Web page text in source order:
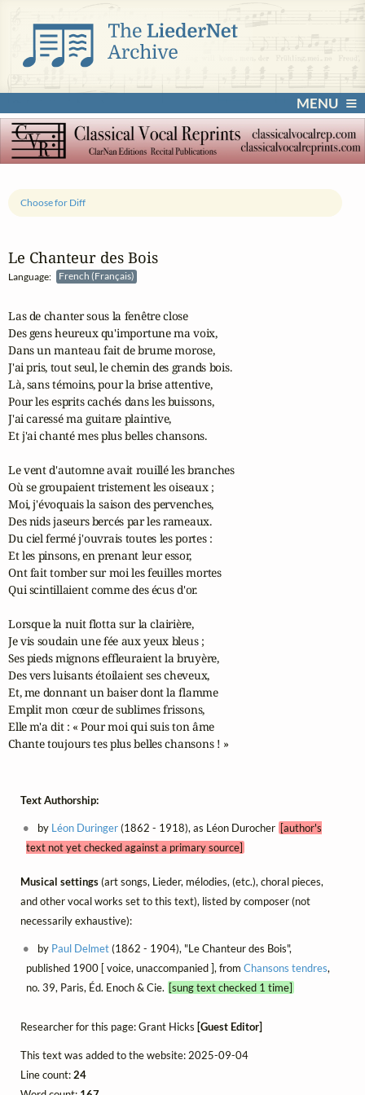
MENU
Le Chanteur des Bois
Language: French (Français)
Choose for Diff
Las de chanter sous la fenêtre close
Des gens heureux qu'importune ma voix,
Dans un manteau fait de brume morose,
J'ai pris, tout seul, le chemin des grands bois.
Là, sans témoins, pour la brise attentive,
Pour les esprits cachés dans les buissons,
J'ai caressé ma guitare plaintive,
Et j'ai chanté mes plus belles chansons.
Le vent d'automne avait rouillé les branches
Où se groupaient tristement les oiseaux ;
Moi, j'évoquais la saison des pervenches,
Des nids jaseurs bercés par les rameaux.
Du ciel fermé j'ouvrais toutes les portes :
Et les pinsons, en prenant leur essor,
Ont fait tomber sur moi les feuilles mortes
Qui scintillaient comme des écus d'or.
Lorsque la nuit flotta sur la clairière,
Je vis soudain une fée aux yeux bleus ;
Ses pieds mignons effleuraient la bruyère,
Des vers luisants étoilaient ses cheveux,
Et, me donnant un baiser dont la flamme
Emplit mon cœur de sublimes frissons,
Elle m'a dit : « Pour moi qui suis ton âme
Chante toujours tes plus belles chansons ! »
Text Authorship:
by Léon Duringer(1862 - 1918), as Léon Durocher [author's
text not yet checked against a primary source]
Musical settings(art songs, Lieder, mélodies, (etc.), choral pieces,
and other vocal works set to this text), listed by composer (not
necessarily exhaustive):
by Paul Delmet(1862 - 1904), "Le Chanteur des Bois",
published 1900 [ voice, unaccompanied ], from Chansons tendres,
no. 39, Paris, Éd. Enoch & Cie. [sung text checked 1 time]
Researcher for this page: Grant Hicks [Guest Editor]
This text was added to the website: 2025-09-04
Line count:24